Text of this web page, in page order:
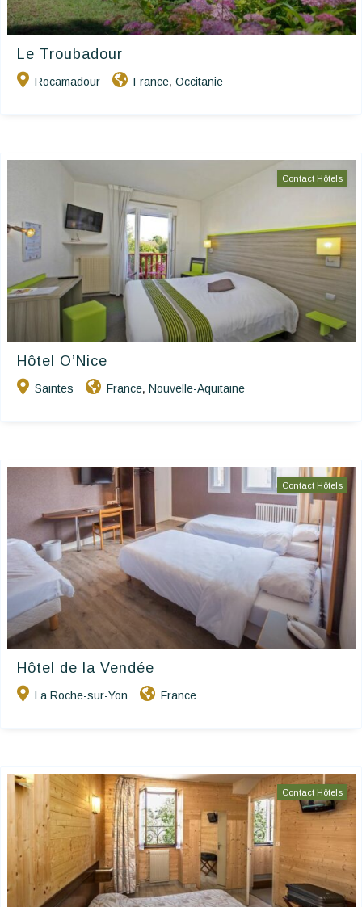
Le Troubadour
Rocamadour France, Occitanie
Contact Hôtels
Hôtel O’Nice
Saintes France, Nouvelle-Aquitaine
Contact Hôtels
Hôtel de la Vendée
La Roche-sur-Yon France
Contact Hôtels